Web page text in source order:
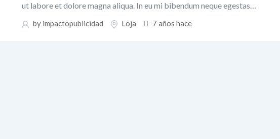
ut labore et dolore magna aliqua. In eu mi bibendum neque egestas…
by impactopublicidad Loja 7 años hace